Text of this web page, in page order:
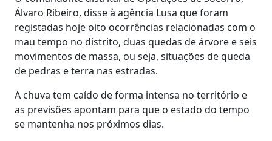
Álvaro Ribeiro, disse à agência Lusa que foram
registadas hoje oito ocorrências relacionadas com o
mau tempo no distrito, duas quedas de árvore e seis
movimentos de massa, ou seja, situações de queda
de pedras e terra nas estradas.
A chuva tem caído de forma intensa no território e
as previsões apontam para que o estado do tempo
se mantenha nos próximos dias.